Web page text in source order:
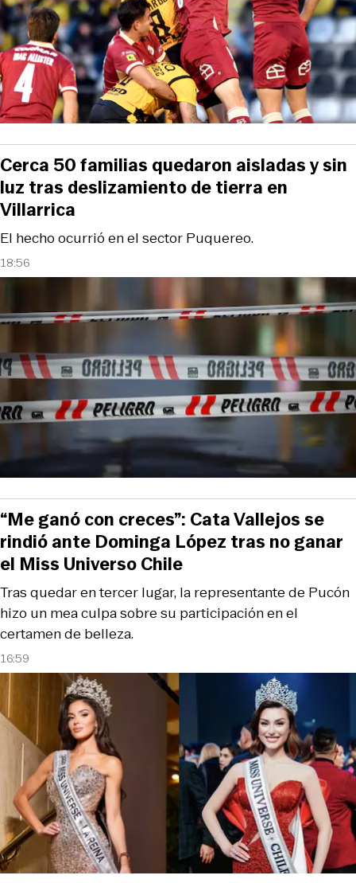
18:56
El hecho ocurrió en el sector Puquereo.
Cerca 50 familias quedaron aisladas y sin
luz tras deslizamiento de tierra en
Villarrica
16:59
Tras quedar en tercer lugar, la representante de Pucón
hizo un mea culpa sobre su participación en el
certamen de belleza.
“Me ganó con creces”: Cata Vallejos se
rindió ante Dominga López tras no ganar
el Miss Universo Chile